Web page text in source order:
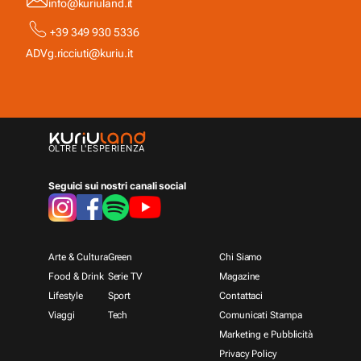
info@kuriuland.it
+39 349 930 5336
ADVg.ricciuti@kuriu.it
OLTRE L'ESPERIENZA
Seguici sui nostri canali social
Arte & Cultura
Food & Drink
Lifestyle
Viaggi
Green
Serie TV
Sport
Tech
Chi Siamo
Magazine
Contattaci
Comunicati Stampa
Marketing e Pubblicità
Privacy Policy